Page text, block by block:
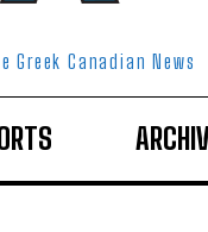
Greek Canadian News